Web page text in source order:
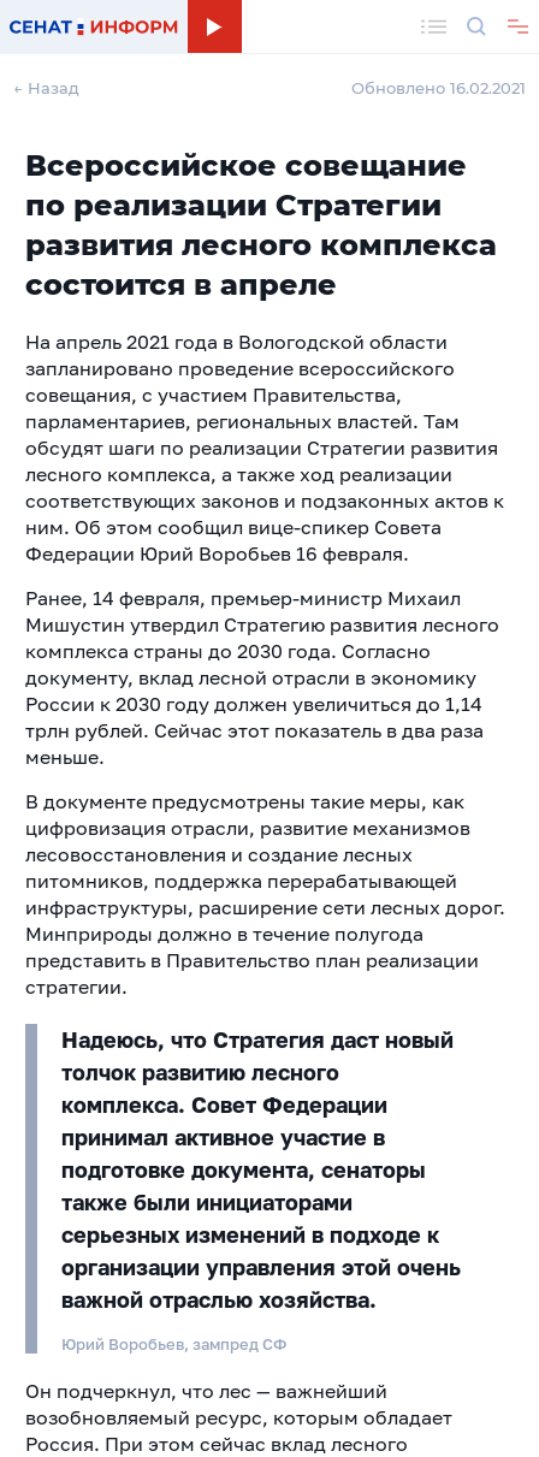
← Назад Обновлено 16.02.2021
Всероссийское совещание
по реализации Стратегии
развития лесного комплекса
состоится в апреле
На апрель 2021 года в Вологодской области
запланировано проведение всероссийского
совещания, с участием Правительства,
парламентариев, региональных властей. Там
обсудят шаги по реализации Стратегии развития
лесного комплекса, а также ход реализации
соответствующих законов и подзаконных актов к
ним. Об этом сообщил вице-спикер Совета
Федерации Юрий Воробьев 16 февраля.
Ранее, 14 февраля, премьер-министр Михаил
Мишустин утвердил Стратегию развития лесного
комплекса страны до 2030 года. Согласно
документу, вклад лесной отрасли в экономику
России к 2030 году должен увеличиться до 1,14
трлн рублей. Сейчас этот показатель в два раза
меньше.
В документе предусмотрены такие меры, как
цифровизация отрасли, развитие механизмов
лесовосстановления и создание лесных
питомников, поддержка перерабатывающей
инфраструктуры, расширение сети лесных дорог.
Минприроды должно в течение полугода
представить в Правительство план реализации
стратегии.
Надеюсь, что Стратегия даст новый
толчок развитию лесного
комплекса. Совет Федерации
принимал активное участие в
подготовке документа, сенаторы
также были инициаторами
серьезных изменений в подходе к
организации управления этой очень
важной отраслью хозяйства.
Юрий Воробьев, зампред СФ
Он подчеркнул, что лес — важнейший
возобновляемый ресурс, которым обладает
Россия. При этом сейчас вклад лесного